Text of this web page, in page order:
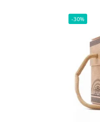
-30%